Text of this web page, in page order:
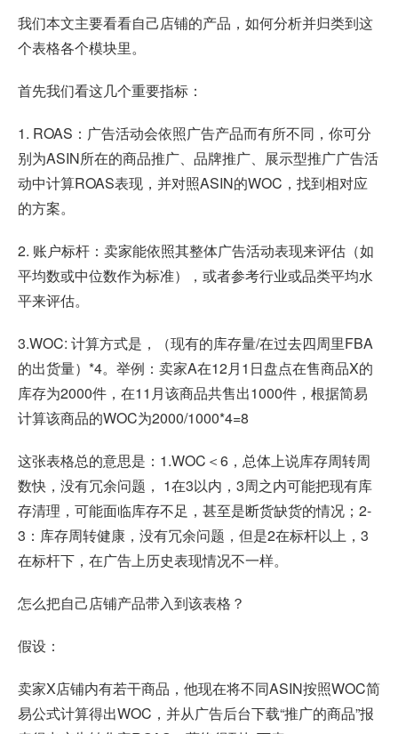
我们本文主要看看自己店铺的产品，如何分析并归类到这
个表格各个模块里。
首先我们看这几个重要指标：
1. ROAS：广告活动会依照广告产品而有所不同，你可分
别为ASIN所在的商品推广、品牌推广、展示型推广广告活
动中计算ROAS表现，并对照ASIN的WOC，找到相对应
的方案。
2. 账户标杆：卖家能依照其整体广告活动表现来评估（如
平均数或中位数作为标准），或者参考行业或品类平均水
平来评估。
3.WOC: 计算方式是，（现有的库存量/在过去四周里FBA
的出货量）*4。举例：卖家A在12月1日盘点在售商品X的
库存为2000件，在11月该商品共售出1000件，根据简易
计算该商品的WOC为2000/1000*4=8
这张表格总的意思是：1.WOC＜6，总体上说库存周转周
数快，没有冗余问题， 1在3以内，3周之内可能把现有库
存清理，可能面临库存不足，甚至是断货缺货的情况；2-
3：库存周转健康，没有冗余问题，但是2在标杆以上，3
在标杆下，在广告上历史表现情况不一样。
怎么把自己店铺产品带入到该表格？
假设：
卖家X店铺内有若干商品，他现在将不同ASIN按照WOC简
易公式计算得出WOC，并从广告后台下载“推广的商品”报